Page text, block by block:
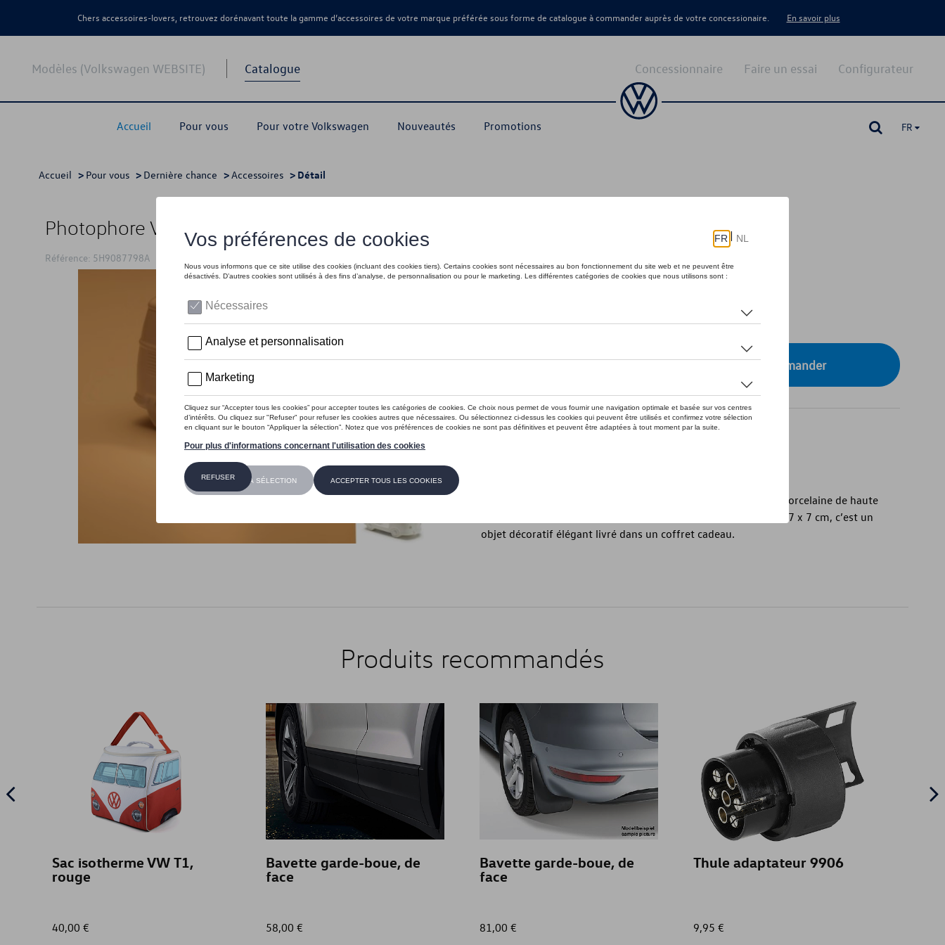
Chers accessoires-lovers, retrouvez dorénavant toute la gamme d’accessoires de votre marque préférée sous forme de catalogue à commander auprès de votre concessionaire. En savoir plus
Modèles (Volkswagen WEBSITE) Catalogue
Accueil Pour vous Pour votre Volkswagen Nouveautés Promotions
Configurateur
Faire un essai
Concessionnaire
FR
Accueil > Pour vous > Dernière chance >Accessoires > Détail
Photophore VW au design T1
Référence: 5H9087798A
En stock
Contactez votre concessionnaire pour commander
Introduction
Ce porte-bougie chauffe-plat en forme de T1 est fabriqué en porcelaine de haute
qualité avec une finition mate blanche. D’une taille de 13,3 x 6,7 x 7 cm, c’est un
objet décoratif élégant livré dans un coffret cadeau.
Produits recommandés
Sac isotherme VW T1,
rouge
40,00 €
Bavette garde-boue, de
face
58,00 €
Bavette garde-boue, de
face
81,00 €
Thule adaptateur 9906
9,95 €